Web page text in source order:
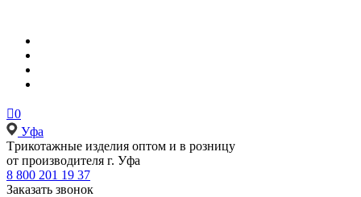
0
Уфа
Tрикотажные изделия оптом и в розницу
от производителя г. Уфа
8 800 201 19 37
Заказать звонок